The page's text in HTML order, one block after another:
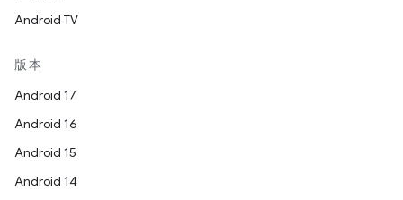
Android TV
版本
Android 17
Android 16
Android 15
Android 14